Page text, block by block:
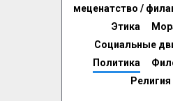
меценатство /
Этика
Социальные
Политика
Религия